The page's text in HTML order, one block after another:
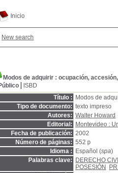
Inicio
New search
Modos de adquirir : ocupación,
ISBD
Título :
Modos de
Tipo de documento: texto impreso
Autores: Walter Howard
Editorial:
Montevideo :
Fecha de publicación: 2002
Número de páginas: 552 p
Idioma :
Español (spa)
Palabras clave:
DERECHO
POSESIÓN